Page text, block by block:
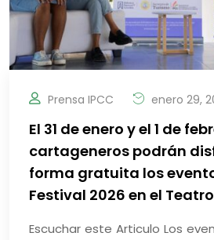
Prensa IPCC enero 29,
El 31 de enero y el 1 de
cartageneros podrán
forma gratuita los
Festival 2026 en el
Escuchar este Articulo Los